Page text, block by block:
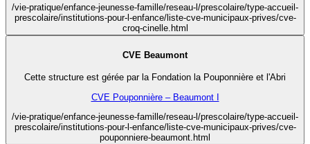
/vie-pratique/enfance-jeunesse-famille/reseau-l/prescolaire/type-accueil-
prescolaire/institutions-pour-l-enfance/liste-cve-municipaux-prives/cve-
croq-cinelle.html
CVE Beaumont
Cette structure est gérée par la Fondation la Pouponnière et l'Abri
CVE Pouponnière – Beaumont I
/vie-pratique/enfance-jeunesse-famille/reseau-l/prescolaire/type-accueil-
prescolaire/institutions-pour-l-enfance/liste-cve-municipaux-prives/cve-
pouponniere-beaumont.html